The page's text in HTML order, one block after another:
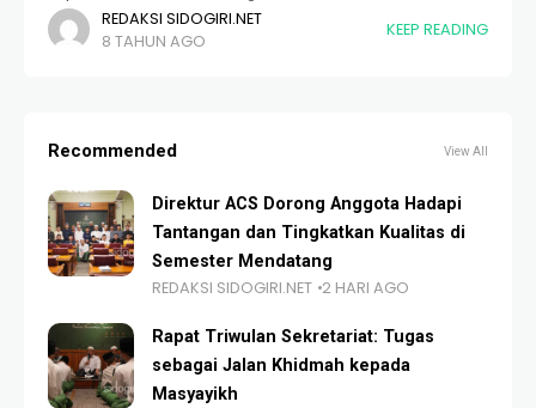
melaksanakan kewajibannya maka ia akan mendapatkan
limpahan pahala dari Allah Swt. Perolehan pahala yang
REDAKSI SIDOGIRI.NET
8 TAHUN AGO
KEEP READING
Recommended View All
Direktur ACS Dorong Anggota Hadapi
Tantangan dan Tingkatkan Kualitas di
Semester Mendatang
REDAKSI SIDOGIRI.NET 2 HARI AGO
Rapat Triwulan Sekretariat: Tugas
sebagai Jalan Khidmah kepada
Masyayikh